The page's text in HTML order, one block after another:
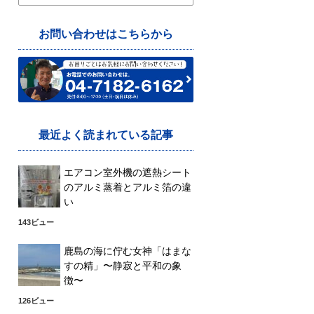
索:
お問い合わせはこちらから
最近よく読まれている記事
エアコン室外機の遮熱シート
のアルミ蒸着とアルミ箔の違
い
143ビュー
鹿島の海に佇む女神「はまな
すの精」〜静寂と平和の象
徴〜
126ビュー